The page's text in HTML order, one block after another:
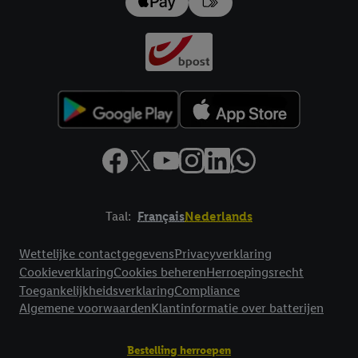
Taal: FrançaisNederlands
Wettelijke contactgegevensPrivacyverklaring
CookieverklaringCookies beherenHerroepingsrecht
ToegankelijkheidsverklaringCompliance
Algemene voorwaardenKlantinformatie over batterijen
Bestelling herroepen